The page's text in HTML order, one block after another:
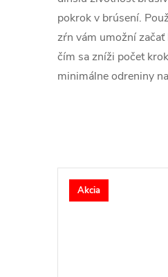
pokrok v brúsení.
zŕn vám umožní
čím sa zníži počet
minimálne odreniny
Akcia